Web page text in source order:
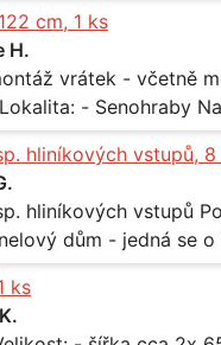
cm, 1 ks
H.
příloha
hliníkových vstupů, 8
- včtetně prosklení a elektrických
dveře umístěné v
- předmětem
- 8 ks Lokalita: - 7, 9, 11, 13,
ks